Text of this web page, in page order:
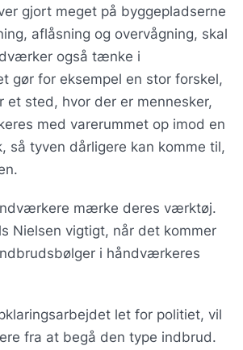
gjort meget på byggepladserne
aflåsning og overvågning, skal
også tænke i
gør for eksempel en stor forskel,
et sted, hvor der er mennesker,
med varerummet op imod en
så tyven dårligere kan komme til,
mærke deres værktøj.
Nielsen vigtigt, når det kommer
i håndværkeres
let for politiet, vil
fra at begå den type indbrud.